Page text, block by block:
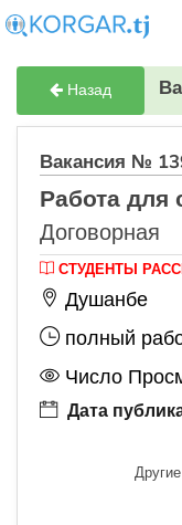
Назад
Вакансия №
Работа для
Договорная
СТУДЕНТЫ
Душанбе
полный
Число
Дата